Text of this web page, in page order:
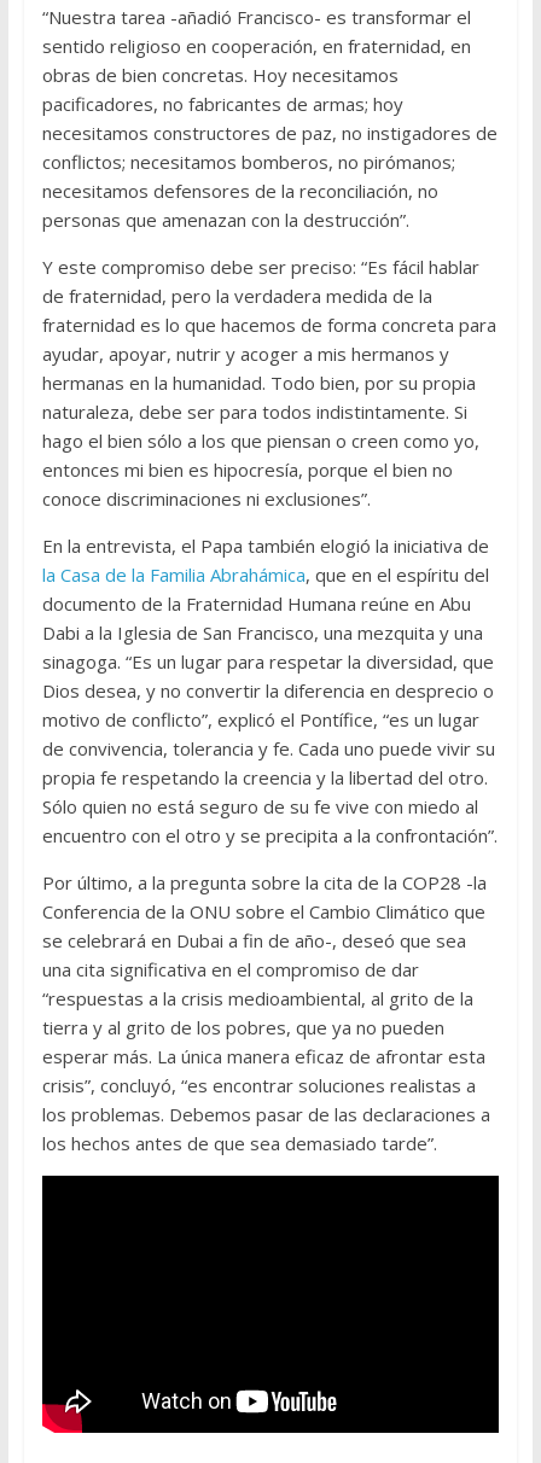
“Nuestra tarea -añadió Francisco- es transformar el
sentido religioso en cooperación, en fraternidad, en
obras de bien concretas. Hoy necesitamos
pacificadores, no fabricantes de armas; hoy
necesitamos constructores de paz, no instigadores de
conflictos; necesitamos bomberos, no pirómanos;
necesitamos defensores de la reconciliación, no
personas que amenazan con la destrucción”.
Y este compromiso debe ser preciso: “Es fácil hablar
de fraternidad, pero la verdadera medida de la
fraternidad es lo que hacemos de forma concreta para
ayudar, apoyar, nutrir y acoger a mis hermanos y
hermanas en la humanidad. Todo bien, por su propia
naturaleza, debe ser para todos indistintamente. Si
hago el bien sólo a los que piensan o creen como yo,
entonces mi bien es hipocresía, porque el bien no
conoce discriminaciones ni exclusiones”.
En la entrevista, el Papa también elogió la iniciativa de
la Casa de la Familia Abrahámica, que en el espíritu del
documento de la Fraternidad Humana reúne en Abu
Dabi a la Iglesia de San Francisco, una mezquita y una
sinagoga. “Es un lugar para respetar la diversidad, que
Dios desea, y no convertir la diferencia en desprecio o
motivo de conflicto”, explicó el Pontífice, “es un lugar
de convivencia, tolerancia y fe. Cada uno puede vivir su
propia fe respetando la creencia y la libertad del otro.
Sólo quien no está seguro de su fe vive con miedo al
encuentro con el otro y se precipita a la confrontación”.
Por último, a la pregunta sobre la cita de la COP28 -la
Conferencia de la ONU sobre el Cambio Climático que
se celebrará en Dubai a fin de año-, deseó que sea
una cita significativa en el compromiso de dar
“respuestas a la crisis medioambiental, al grito de la
tierra y al grito de los pobres, que ya no pueden
esperar más. La única manera eficaz de afrontar esta
crisis”, concluyó, “es encontrar soluciones realistas a
los problemas. Debemos pasar de las declaraciones a
los hechos antes de que sea demasiado tarde”.